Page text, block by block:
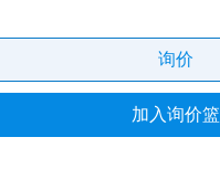
询价
加入询价篮